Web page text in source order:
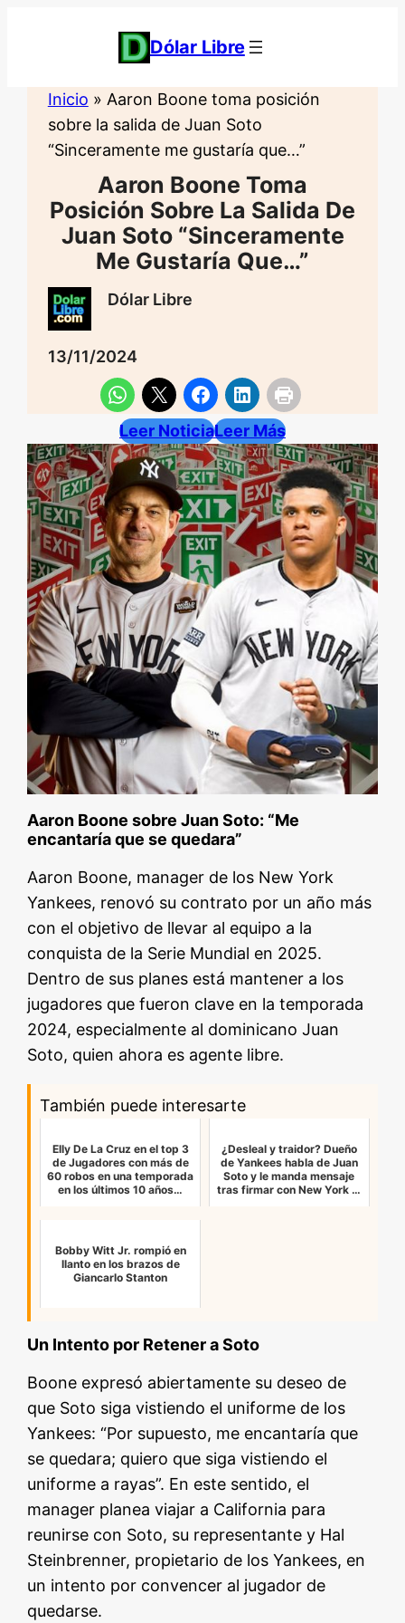
Dólar Libre
Inicio » Aaron Boone toma posición
sobre la salida de Juan Soto
“Sinceramente me gustaría que…”
Aaron Boone Toma
Posición Sobre La Salida De
Juan Soto “Sinceramente
Me Gustaría Que…”
Dólar Libre
13/11/2024
Leer NoticiaLeer Más
Aaron Boone sobre Juan Soto: “Me
encantaría que se quedara”
Aaron Boone, manager de los New York
Yankees, renovó su contrato por un año más
con el objetivo de llevar al equipo a la
conquista de la Serie Mundial en 2025.
Dentro de sus planes está mantener a los
jugadores que fueron clave en la temporada
2024, especialmente al dominicano Juan
Soto, quien ahora es agente libre.
También puede interesarte
Elly De La Cruz en el top 3
de Jugadores con más de
60 robos en una temporada
en los últimos 10 años…
¿Desleal y traidor? Dueño
de Yankees habla de Juan
Soto y le manda mensaje
tras firmar con New York …
Bobby Witt Jr. rompió en
llanto en los brazos de
Giancarlo Stanton
Un Intento por Retener a Soto
Boone expresó abiertamente su deseo de
que Soto siga vistiendo el uniforme de los
Yankees: “Por supuesto, me encantaría que
se quedara; quiero que siga vistiendo el
uniforme a rayas”. En este sentido, el
manager planea viajar a California para
reunirse con Soto, su representante y Hal
Steinbrenner, propietario de los Yankees, en
un intento por convencer al jugador de
quedarse.